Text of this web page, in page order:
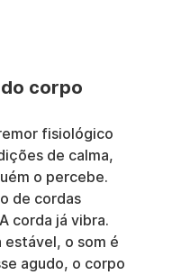
corpo
fisiológico
de calma,
o percebe.
de cordas
corda já vibra.
estável, o som é
agudo, o corpo